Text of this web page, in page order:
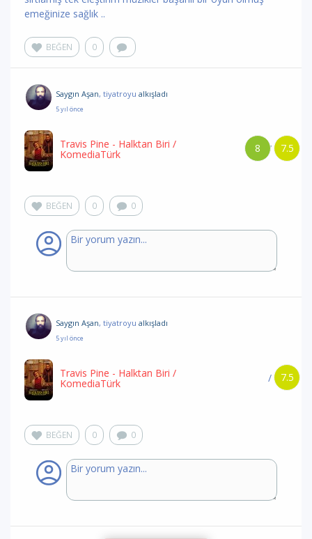
emeğinize sağlık ..
BEĞEN 0
Saygın Aşan, tiyatroyu alkışladı
5 yıl önce
7.5
/
8
Travis Pine - Halktan Biri /
KomediaTürk
BEĞEN 0 0
Saygın Aşan, tiyatroyu alkışladı
5 yıl önce
7.5
/
Travis Pine - Halktan Biri /
KomediaTürk
BEĞEN 0 0